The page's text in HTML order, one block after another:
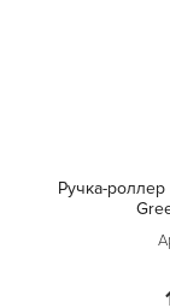
Ручка-роллер